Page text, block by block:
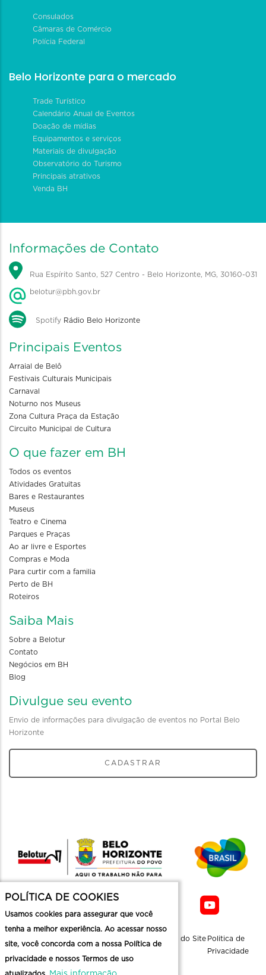
Consulados
Câmaras de Comércio
Polícia Federal
Belo Horizonte para o mercado
Trade Turístico
Calendário Anual de Eventos
Doação de mídias
Equipamentos e serviços
Materiais de divulgação
Observatório do Turismo
Principais atrativos
Venda BH
Informações de Contato
Rua Espírito Santo, 527 Centro - Belo Horizonte, MG, 30160-031
belotur@pbh.gov.br
Spotify Rádio Belo Horizonte
Principais Eventos
Arraial de Belô
Festivais Culturais Municipais
Carnaval
Noturno nos Museus
Zona Cultura Praça da Estação
Circuito Municipal de Cultura
O que fazer em BH
Todos os eventos
Atividades Gratuitas
Bares e Restaurantes
Museus
Teatro e Cinema
Parques e Praças
Ao ar livre e Esportes
Compras e Moda
Para curtir com a familia
Perto de BH
Roteiros
Saiba Mais
Sobre a Belotur
Contato
Negócios em BH
Blog
Divulgue seu evento
Envio de informações para divulgação de eventos no Portal Belo
Horizonte
CADASTRAR
Mapa do Site Politica de
Privacidade
POLÍTICA DE COOKIES
Usamos cookies para assegurar que você
tenha a melhor experiência. Ao acessar nosso
site, você concorda com a nossa Política de
privacidade e nossos Termos de uso